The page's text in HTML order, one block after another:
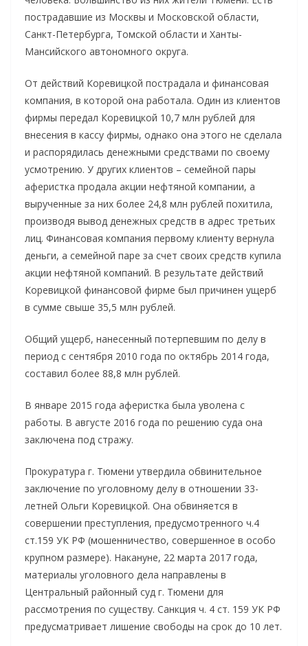
пострадавшие из Москвы и Московской области,
Санкт-Петербурга, Томской области и Ханты-
Мансийского автономного округа.
От действий Коревицкой пострадала и финансовая
компания, в которой она работала. Один из клиентов
фирмы передал Коревицкой 10,7 млн рублей для
внесения в кассу фирмы, однако она этого не сделала
и распорядилась денежными средствами по своему
усмотрению. У других клиентов – семейной пары
аферистка продала акции нефтяной компании, а
вырученные за них более 24,8 млн рублей похитила,
производя вывод денежных средств в адрес третьих
лиц. Финансовая компания первому клиенту вернула
деньги, а семейной паре за счет своих средств купила
акции нефтяной компаний. В результате действий
Коревицкой финансовой фирме был причинен ущерб
в сумме свыше 35,5 млн рублей.
Общий ущерб, нанесенный потерпевшим по делу в
период с сентября 2010 года по октябрь 2014 года,
составил более 88,8 млн рублей.
В январе 2015 года аферистка была уволена с
работы. В августе 2016 года по решению суда она
заключена под стражу.
Прокуратура г. Тюмени утвердила обвинительное
заключение по уголовному делу в отношении 33-
летней Ольги Коревицкой. Она обвиняется в
совершении преступления, предусмотренного ч.4
ст.159 УК РФ (мошенничество, совершенное в особо
крупном размере). Накануне, 22 марта 2017 года,
материалы уголовного дела направлены в
Центральный районный суд г. Тюмени для
рассмотрения по существу. Санкция ч. 4 ст. 159 УК РФ
предусматривает лишение свободы на срок до 10 лет.